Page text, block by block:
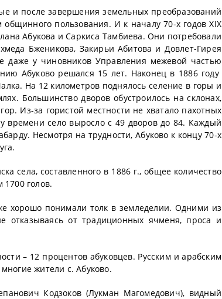
и после завершения земельных преобразований
пользования. И к началу 70-х годов XIX
Абукова и Саркиса Тамбиева. Они потребовали
Бженикова, Закирьи Абитова и Довлет-Гирея
даже у чиновников Управления межевой частью
Абуково решался 15 лет. Наконец в 1886 году
На 12 километров поднялось селение в горы и
Большинство дворов обустроилось на склонах,
Из-за гористой местности не хватало пахотных
времени село выросло с 49 дворов до 84. Каждый
Несмотря на трудности, Абуково к концу 70-х
села, составленного в 1886 г., общее количество
1700 голов.
хорошо понимали толк в земледелии. Одними из
от традиционных ячменя, проса и
– 12 процентов абуковцев. Русским и арабским
жители с. Абуково.
Кодзоков (Лукман Магомедович), видный